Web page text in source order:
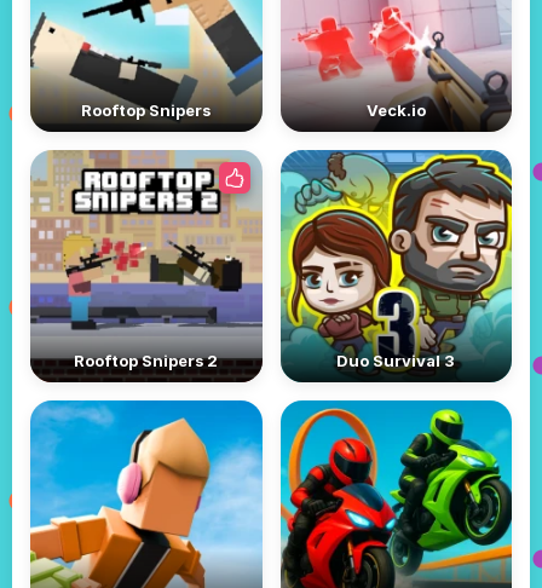
Rooftop Snipers Veck.io
Rooftop Snipers 2 Duo Survival 3